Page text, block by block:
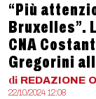
“Più
Bruxelles”.
CNA
Gregorini
di REDAZIONE
22/10/2024 12:08